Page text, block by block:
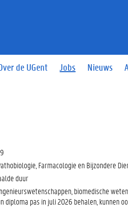
de UGent Jobs Nieuws
Farmacologie en Bijzondere
duur
biomedische
diploma pas in juli 2026 behalen, kunnen